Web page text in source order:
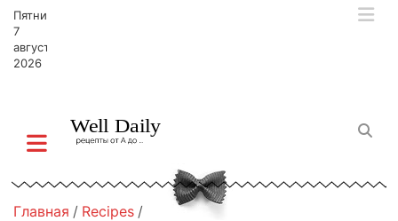
Пятница,
7
августа,
2026
Главная
Recipes